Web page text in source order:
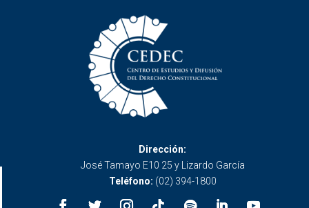
Dirección:
José Tamayo E10 25 y Lizardo García
Teléfono: (02) 394-1800